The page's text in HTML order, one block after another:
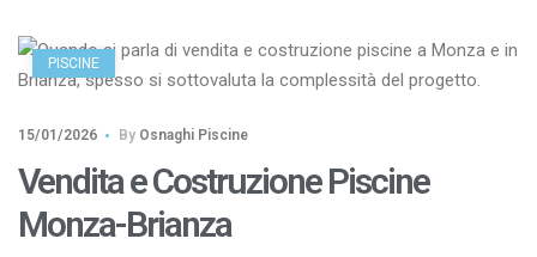
PISCINE
15/01/2026 By Osnaghi Piscine
Vendita e Costruzione Piscine
Monza-Brianza